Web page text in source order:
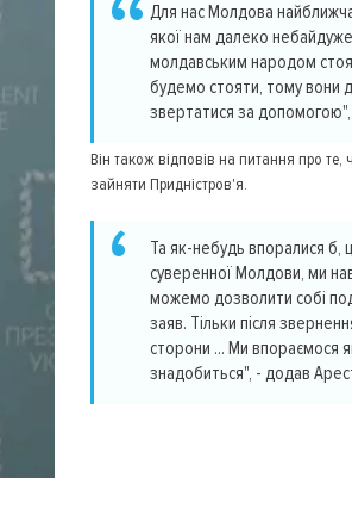
Для нас Молдова
якої нам далеко
молдавським народом
будемо стояти, тому вони
звертатися за допомогою",
Він також відповів на питання про те,
зайняти Придністров'я.
Та як-небудь впоралися б,
суверенної Молдови, ми
можемо дозволити собі
заяв. Тільки після
сторони ... Ми впораємося
знадобиться", - додав